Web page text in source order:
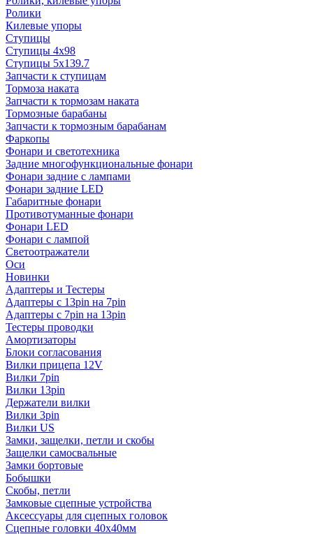
Ролики
Килевые упоры
Ступицы
Ступицы 4x98
Ступицы 5x139.7
Запчасти к ступицам
Тормоза наката
Запчасти к тормозам наката
Тормозные барабаны
Запчасти к тормозным барабанам
Фаркопы
Фонари и светотехника
Задние многофункциональные фонари
Фонари задние с лампами
Фонари задние LED
Габаритные фонари
Противотуманные фонари
Фонари LED
Фонари с лампой
Светоотражатели
Оси
Новинки
Адаптеры и Тестеры
Адаптеры с 13pin на 7pin
Адаптеры с 7pin на 13pin
Тестеры проводки
Амортизаторы
Блоки согласования
Вилки прицепа 12V
Вилки 7pin
Вилки 13pin
Держатели вилки
Вилки 3pin
Вилки US
Замки, защелки, петли и скобы
Защелки самосвальные
Замки бортовые
Бобышки
Скобы, петли
Замковые сцепные устройства
Аксессуары для сцепных головок
Сцепные головки 40x40мм